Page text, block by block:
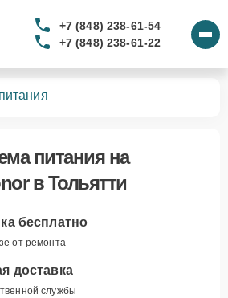
+7 (848) 238-61-54
+7 (848) 238-61-22
питанияна
в Тольятти
бесплатно
от ремонта
доставка
службы